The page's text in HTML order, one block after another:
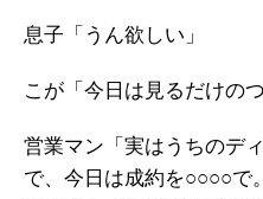
息子「うん欲しい」
こが「今日は見るだけの
営業マン「実はうちのデ
で、今日は成約を○○○○で